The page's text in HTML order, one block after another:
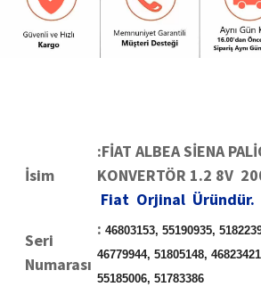
İsim
:FİAT ALBEA SİENA
KONVERTÖR 1.2
Fiat Orjinal Üründür.
Seri
Numarası
: 46803153, 55190935,
46779944, 51805148,
55185006, 51783386